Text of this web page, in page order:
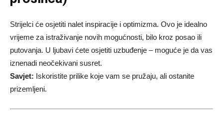
Strijelci će osjetiti nalet inspiracije i optimizma. Ovo je idealno
vrijeme za istraživanje novih mogućnosti, bilo kroz posao ili
putovanja. U ljubavi ćete osjetiti uzbuđenje – moguće je da vas
iznenadi neočekivani susret.
Savjet: Iskoristite prilike koje vam se pružaju, ali ostanite
prizemljeni.